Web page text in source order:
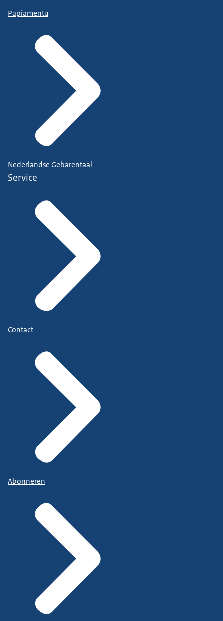
Papiamentu
Nederlandse Gebarentaal
Service
Contact
Abonneren